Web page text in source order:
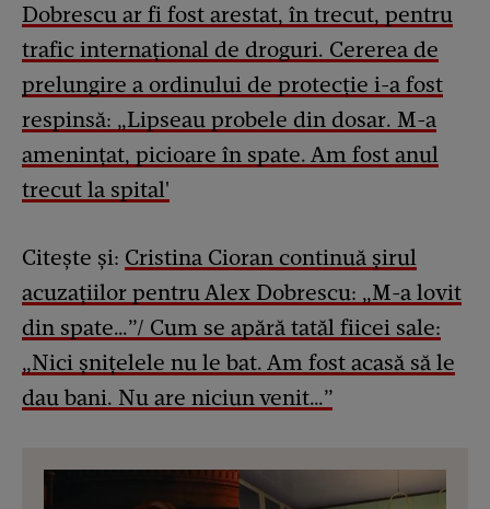
Dobrescu ar fi fost arestat, în trecut, pentru
trafic internațional de droguri. Cererea de
prelungire a ordinului de protecție i-a fost
respinsă: „Lipseau probele din dosar. M-a
amenințat, picioare în spate. Am fost anul
trecut la spital'
Citește și: Cristina Cioran continuă șirul
acuzațiilor pentru Alex Dobrescu: „M-a lovit
din spate…”/ Cum se apără tatăl fiicei sale:
„Nici șnițelele nu le bat. Am fost acasă să le
dau bani. Nu are niciun venit…”